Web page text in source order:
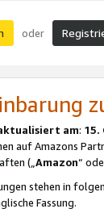
oder
am: 15.
auf Amazons
(„Amazon“
stehen in
Fassung.